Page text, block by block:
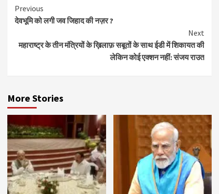
Continue
Reading
Previous
देवभूमि को लगी जव जिहाद की नज़र ?
Next
महाराष्ट्र के तीन मंत्रियों के ख़िलाफ़ सबूतों के साथ ईडी में शिकायत की
लेकिन कोई एक्शन नहीं: संजय राउत
More Stories